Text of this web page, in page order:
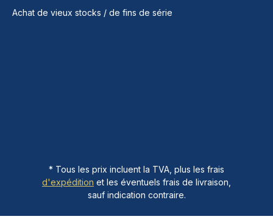
Achat de vieux stocks / de fins de série
* Tous les prix incluent la TVA, plus les frais
d'expédition et les éventuels frais de livraison,
sauf indication contraire.